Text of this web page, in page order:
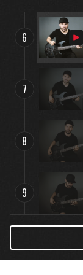
6
7
8
9